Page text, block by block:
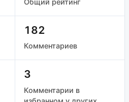
Общий рейтинг
182
Комментариев
3
Комментарии в